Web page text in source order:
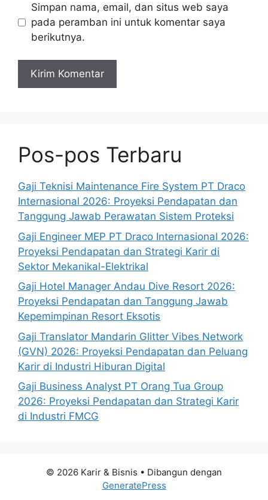
Simpan nama, email, dan situs web saya
pada peramban ini untuk komentar saya
berikutnya.
Pos-pos Terbaru
Gaji Teknisi Maintenance Fire System PT Draco
Internasional 2026: Proyeksi Pendapatan dan
Tanggung Jawab Perawatan Sistem Proteksi
Gaji Engineer MEP PT Draco Internasional 2026:
Proyeksi Pendapatan dan Strategi Karir di
Sektor Mekanikal-Elektrikal
Gaji Hotel Manager Andau Dive Resort 2026:
Proyeksi Pendapatan dan Tanggung Jawab
Kepemimpinan Resort Eksotis
Gaji Translator Mandarin Glitter Vibes Network
(GVN) 2026: Proyeksi Pendapatan dan Peluang
Karir di Industri Hiburan Digital
Gaji Business Analyst PT Orang Tua Group
2026: Proyeksi Pendapatan dan Strategi Karir
di Industri FMCG
© 2026 Karir & Bisnis • Dibangun dengan
GeneratePress